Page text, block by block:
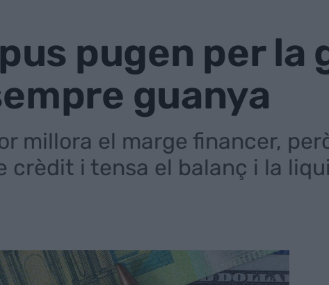
pugen per la
guanya
millora el marge financer,
crèdit i tensa el balanç i la